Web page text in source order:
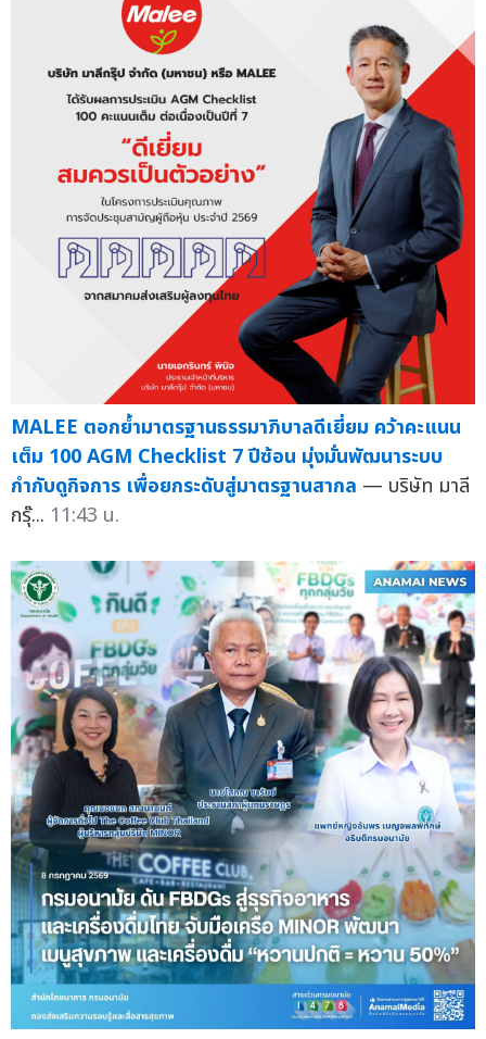
MALEE ตอกย้ำมาตรฐานธรรมาภิบาลดีเยี่ยม คว้าคะแนน
เต็ม 100 AGM Checklist 7 ปีซ้อน มุ่งมั่นพัฒนาระบบ
กำกับดูกิจการ เพื่อยกระดับสู่มาตรฐานสากล — บริษัท มาลี
กรุ๊... 11:43 น.